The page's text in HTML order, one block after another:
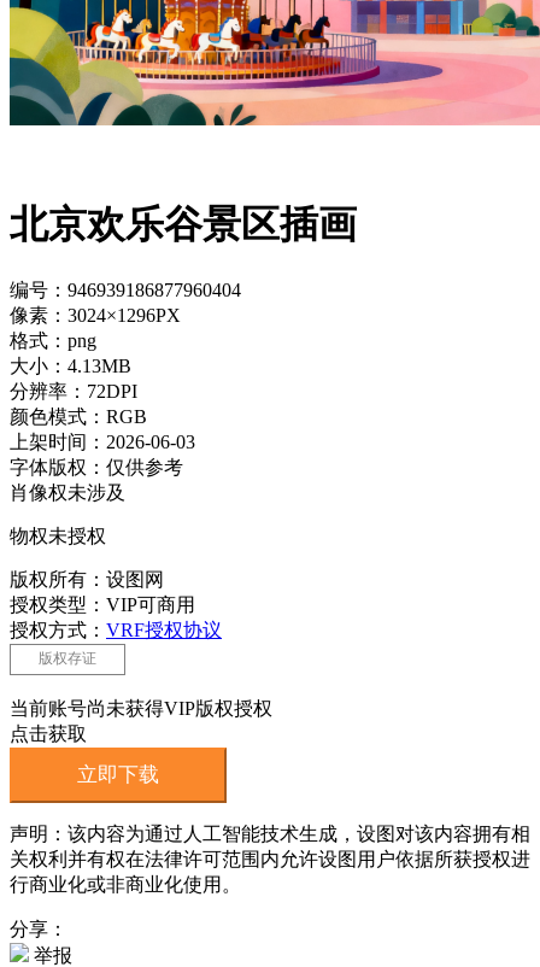
北京欢乐谷景区插画
编号：946939186877960404
像素：3024×1296PX
格式：png
大小：4.13MB
分辨率：72DPI
颜色模式：RGB
上架时间：2026-06-03
字体版权：仅供参考
肖像权未涉及
物权未授权
版权所有：设图网
授权类型：VIP可商用
授权方式： VRF授权协议
版权存证
当前账号尚未获得VIP版权授权
点击获取
立即下载
声明：该内容为通过人工智能技术生成，设图对该内容拥有相
关权利并有权在法律许可范围内允许设图用户依据所获授权进
行商业化或非商业化使用。
分享：
举报